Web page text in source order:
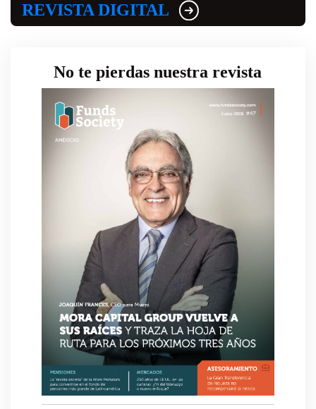
REVISTA DIGITAL
No te pierdas nuestra revista